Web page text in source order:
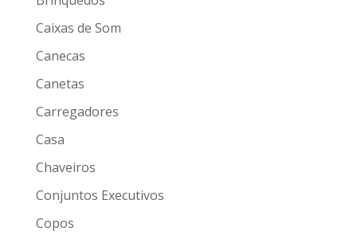
Caixas de Som
Canecas
Canetas
Carregadores
Casa
Chaveiros
Conjuntos Executivos
Copos